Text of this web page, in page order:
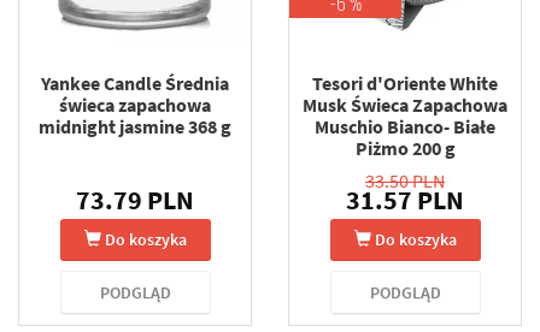
Yankee Candle Średnia
świeca zapachowa
midnight jasmine 368 g
73.79 PLN
Do koszyka
PODGLĄD
Tesori d'Oriente White
Musk Świeca Zapachowa
Muschio Bianco- Białe
Piżmo 200 g
33.50 PLN
31.57 PLN
Do koszyka
PODGLĄD